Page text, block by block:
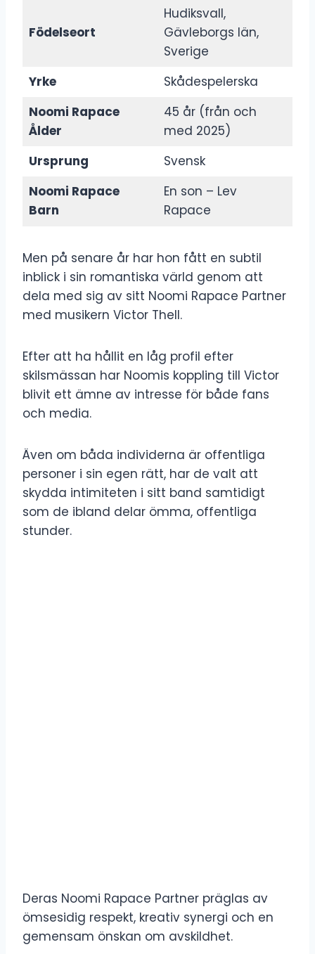
Födelseort
Hudiksvall,
Gävleborgs län,
Sverige
Yrke
Skådespelerska
Noomi Rapace
Ålder
45 år (från och
med 2025)
Ursprung
Svensk
Noomi Rapace
Barn
En son – Lev
Rapace
Men på senare år har hon fått en subtil
inblick i sin romantiska värld genom att
dela med sig av sitt Noomi Rapace Partner
med musikern Victor Thell.
Efter att ha hållit en låg profil efter
skilsmässan har Noomis koppling till Victor
blivit ett ämne av intresse för både fans
och media.
Även om båda individerna är offentliga
personer i sin egen rätt, har de valt att
skydda intimiteten i sitt band samtidigt
som de ibland delar ömma, offentliga
stunder.
Deras Noomi Rapace Partner präglas av
ömsesidig respekt, kreativ synergi och en
gemensam önskan om avskildhet.